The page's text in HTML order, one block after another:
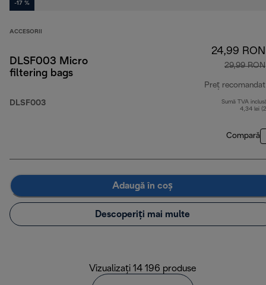
-17 %
ACCESORII
DLSF003 Micro
filtering bags
DLSF003
24,99 RON
29,99 RON
Preț recomandat
Sumă TVA
4,34 lei
Compară
Adaugă în coș
Descoperiți mai multe
Vizualizați 14 196 produse